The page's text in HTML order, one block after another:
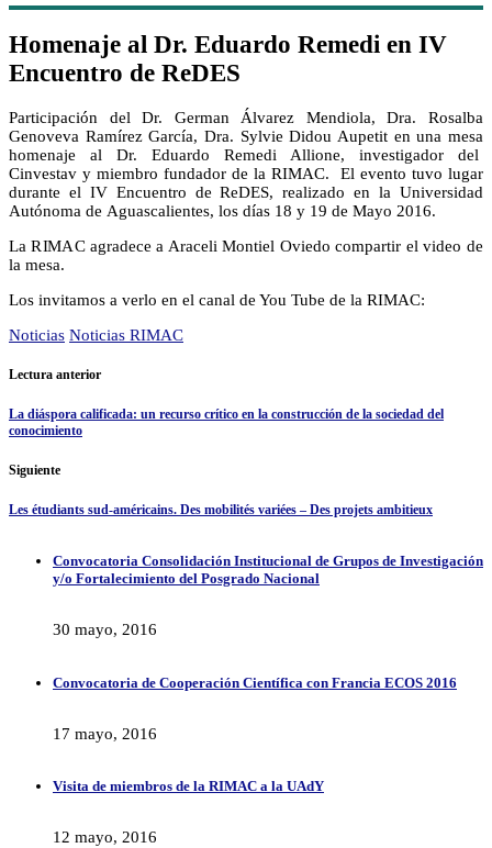
Homenaje al Dr. Eduardo Remedi en IV
Encuentro de ReDES
Participación del Dr. German Álvarez Mendiola, Dra. Rosalba
Genoveva Ramírez García, Dra. Sylvie Didou Aupetit en una mesa
homenaje al Dr. Eduardo Remedi Allione, investigador del
Cinvestav y miembro fundador de la RIMAC. El evento tuvo lugar
durante el IV Encuentro de ReDES, realizado en la Universidad
Autónoma de Aguascalientes, los días 18 y 19 de Mayo 2016.
La RIMAC agradece a Araceli Montiel Oviedo compartir el video de
la mesa.
Los invitamos a verlo en el canal de You Tube de la RIMAC:
Noticias Noticias RIMAC
Lectura anterior
La diáspora calificada: un recurso crítico en la construcción de la sociedad del
conocimiento
Siguiente
Les étudiants sud-américains. Des mobilités variées – Des projets ambitieux
Convocatoria Consolidación Institucional de Grupos de Investigación
y/o Fortalecimiento del Posgrado Nacional
30 mayo, 2016
Convocatoria de Cooperación Científica con Francia ECOS 2016
17 mayo, 2016
Visita de miembros de la RIMAC a la UAdY
12 mayo, 2016